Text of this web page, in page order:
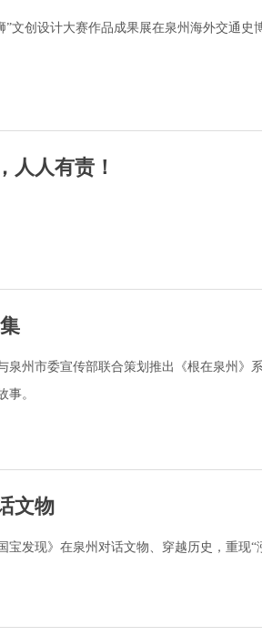
”文创设计大赛作品成果展在泉州海外交通史
人人有责！
州市委宣传部联合策划推出《根在泉州》
事。
文物
发现》在泉州对话文物、穿越历史，重现“